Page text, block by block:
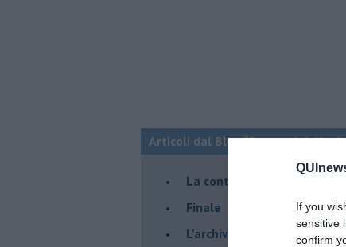
If you
sensitive
confirm
Articoli dal Blog “Racconti della
La controversia degli azzimi
Finale
L'archivio